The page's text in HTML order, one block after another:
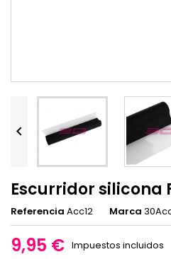

Escurridor silicona
Referencia Acc12 Marca
9,95 € Impuestos incluidos